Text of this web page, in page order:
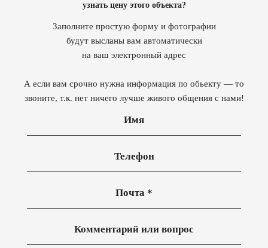
узнать цену этого объекта?
Заполните простую форму и фотографии
будут высланы вам автоматически
на ваш электронный адрес
А если вам срочно нужна информация по обьекту — то
звоните, т.к. нет ничего лучше живого общения с нами!